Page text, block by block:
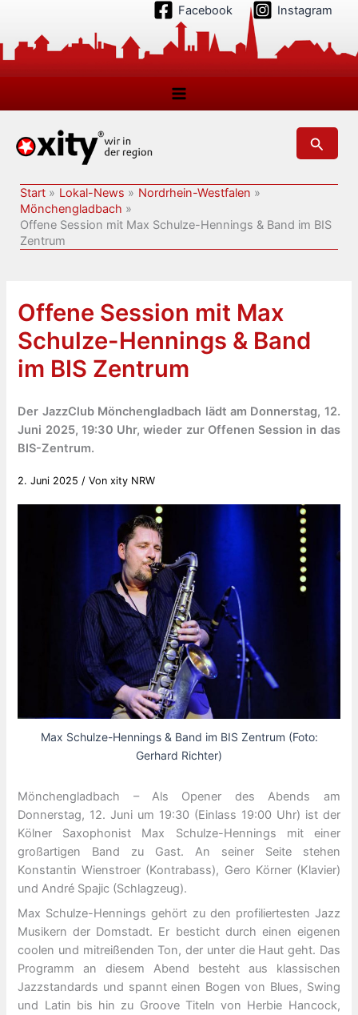
springen
Facebook Instagram
Suchen
Start Lokal-News
Nordrhein-Westfalen
Mönchengladbach
Offene Session mit Max Schulze-Hennings & Band im BIS
Zentrum
Offene Session mit Max
Schulze-Hennings & Band
im BIS Zentrum
Der JazzClub Mönchengladbach lädt am Donnerstag, 12.
Juni 2025, 19:30 Uhr, wieder zur Offenen Session in das
BIS-Zentrum.
2. Juni 2025 / Vonxity NRW
Max Schulze-Hennings & Band im BIS Zentrum (Foto:
Gerhard Richter)
Mönchengladbach – Als Opener des Abends am
Donnerstag, 12. Juni um 19:30 (Einlass 19:00 Uhr) ist der
Kölner Saxophonist Max Schulze-Hennings mit einer
großartigen Band zu Gast. An seiner Seite stehen
Konstantin Wienstroer (Kontrabass), Gero Körner (Klavier)
und André Spajic (Schlagzeug).
Max Schulze-Hennings gehört zu den profiliertesten Jazz
Musikern der Domstadt. Er besticht durch einen eigenen
coolen und mitreißenden Ton, der unter die Haut geht. Das
Programm an diesem Abend besteht aus klassischen
Jazzstandards und spannt einen Bogen von Blues, Swing
und Latin bis hin zu Groove Titeln von Herbie Hancock,